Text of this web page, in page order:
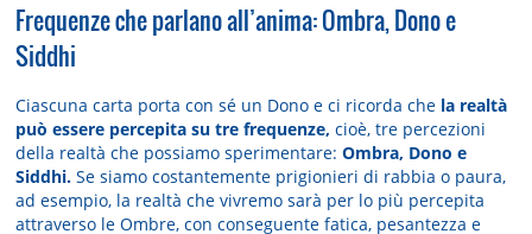
Frequenze che parlano all’anima: Ombra, Dono e
Siddhi
Ciascuna carta porta con sé un Dono e ci ricorda che la realtà
può essere percepita su tre frequenze, cioè, tre percezioni
della realtà che possiamo sperimentare:Ombra, Dono e
Siddhi. Se siamo costantemente prigionieri di rabbia o paura,
ad esempio, la realtà che vivremo sarà per lo più percepita
attraverso le Ombre, con conseguente fatica, pesantezza e